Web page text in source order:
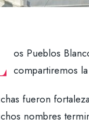
os Pueblos
compartiremos
fueron
nombres